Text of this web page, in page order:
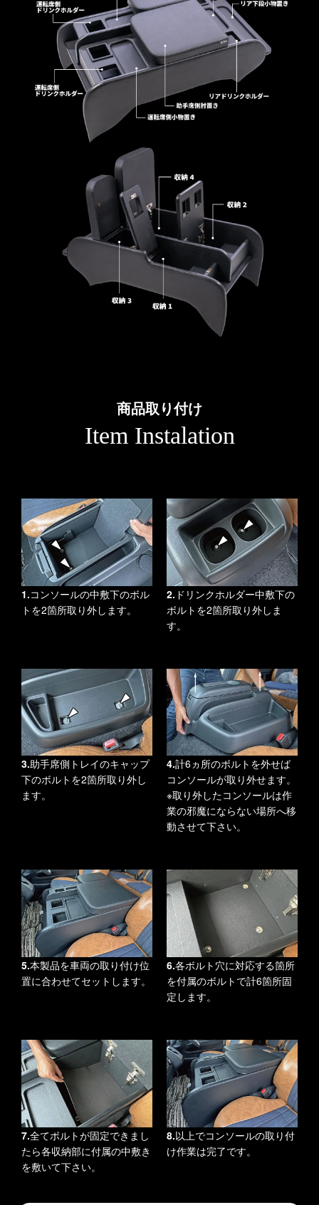
商品取り付け
Item Instalation
1.コンソールの中敷下のボル
トを2箇所取り外します。
2. ドリンクホルダー中敷下の
ボルトを2箇所取り外しま
す。
3.助手席側トレイのキャップ
下のボルトを2箇所取り外し
ます。
4.計6ヵ所のボルトを外せば
コンソールが取り外せます。
※取り外したコンソールは作
業の邪魔にならない場所へ移
動させて下さい。
5.本製品を車両の取り付け位
置に合わせてセットします。
6.各ボルト穴に対応する箇所
を付属のボルトで計6箇所固
定します。
7.全てボルトが固定できまし
たら各収納部に付属の中敷き
を敷いて下さい。
8.以上でコンソールの取り付
け作業は完了です。